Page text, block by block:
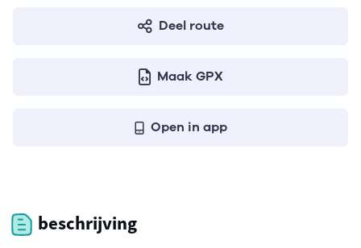
Deel route
Maak GPX
Open in app
beschrijving